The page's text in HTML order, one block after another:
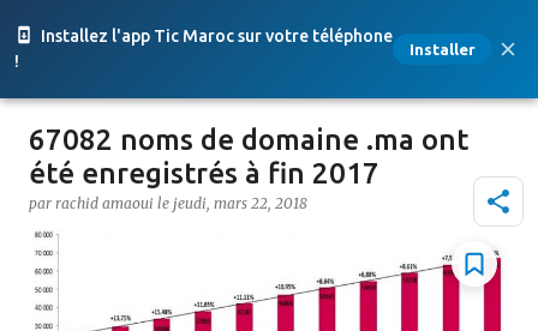
Installez l'app Tic Maroc sur votre téléphone
!
Installer
Accéder au contenu principal
67082 noms de domaine .ma ont
été enregistrés à fin 2017
par rachid amaoui le jeudi, mars 22, 2018